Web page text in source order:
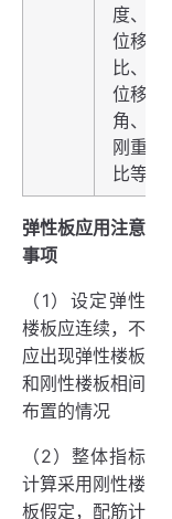
度、
位移
比、
位移
角、
刚重
比等
弹性板应用注意
事项
（1）设定弹性
楼板应连续，不
应出现弹性楼板
和刚性楼板相间
布置的情况
（2）整体指标
计算采用刚性楼
板假定，配筋计